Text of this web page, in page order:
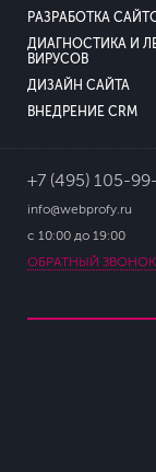
РАЗРАБОТКА
ДИАГНОСТИКА И
ВИРУСОВ
ДИЗАЙН САЙТА
ВНЕДРЕНИЕ CRM
+7 (495) 105-
info@webprofy.ru
с 10:00 до 19:00
ОБРАТНЫЙ ЗВОНОК